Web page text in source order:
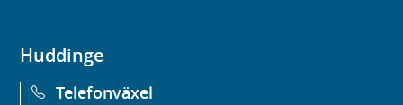
Huddinge
Telefonväxel